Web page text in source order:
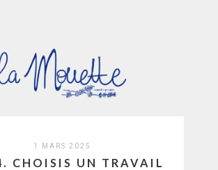
1 MARS 2025
CHOISIS UN TRAVAIL